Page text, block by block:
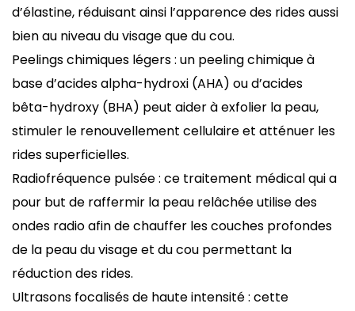
d’élastine, réduisant ainsi l’apparence des rides aussi
bien au niveau du visage que du cou.
Peelings chimiques légers : un peeling chimiqueà
base d’acides alpha-hydroxi (AHA) ou d’acides
bêta-hydroxy (BHA) peut aider à exfolier la peau,
stimuler le renouvellement cellulaire et atténuer les
rides superficielles.
Radiofréquence pulsée: ce traitement médical qui a
pour but de raffermir la peau relâchée utilise des
ondes radio afin de chauffer les couches profondes
de la peau du visage et du cou permettant la
réduction des rides.
Ultrasons focalisés de haute intensité : cette